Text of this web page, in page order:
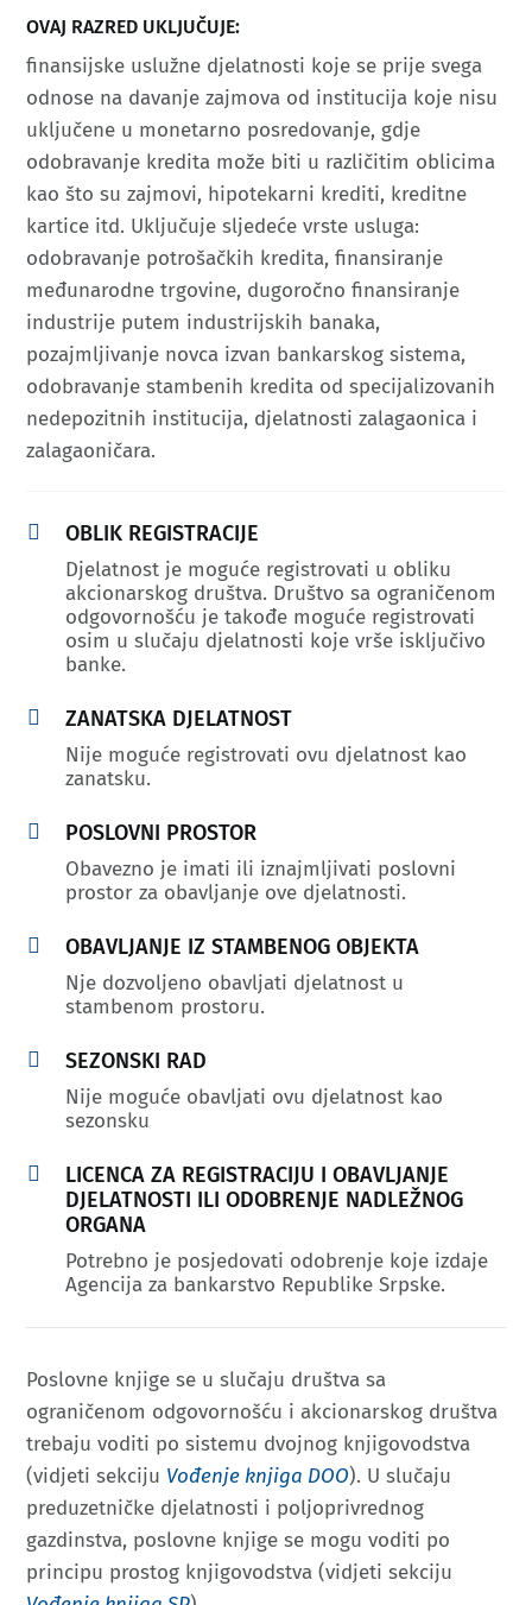
OVAJ RAZRED UKLJUČUJE:
finansijske uslužne djelatnosti koje se prije svega
odnose na davanje zajmova od institucija koje nisu
uključene u monetarno posredovanje, gdje
odobravanje kredita može biti u različitim oblicima
kao što su zajmovi, hipotekarni krediti, kreditne
kartice itd.​ Uključuje sljedeće vrste usluga:
odobravanje potrošačkih kredita, finansiranje
međunarodne trgovine, dugoročno finansiranje
industrije putem industrijskih banaka,
pozajmljivanje novca izvan bankarskog sistema,
odobravanje stambenih kredita od specijalizovanih
nedepozitnih institucija, djelatnosti zalagaonica i
zalagaoničara.​
 OBLIK REGISTRACIJE
Djelatnost je moguće registrovati u obliku
akcionarskog društva. Društvo sa ograničenom
odgovornošću je takođe moguće registrovati
osim u slučaju djelatnosti koje vrše isključivo
banke.
 ZANATSKA DJELATNOST
Nije moguće registrovati ovu djelatnost kao
zanatsku.
 POSLOVNI PROSTOR
Obavezno je imati ili iznajmljivati poslovni
prostor za obavljanje ove djelatnosti.
 OBAVLJANJE IZ STAMBENOG OBJEKTA
Nje dozvoljeno obavljati djelatnost u
stambenom prostoru.
 SEZONSKI RAD
Nije moguće obavljati ovu djelatnost kao
sezonsku

LICENCA ZA REGISTRACIJU I OBAVLJANJE
DJELATNOSTI ILI ODOBRENJE NADLEŽNOG
ORGANA
Potrebno je posjedovati odobrenje koje izdaje
Agencija za bankarstvo Republike Srpske.
Poslovne knjige se u slučaju društva sa
ograničenom odgovornošću i akcionarskog društva
trebaju voditi po sistemu dvojnog knjigovodstva
(vidjeti sekciju Vođenje knjiga DOO). U slučaju
preduzetničke djelatnosti i poljoprivrednog
gazdinstva, poslovne knjige se mogu voditi po
principu prostog knjigovodstva (vidjeti sekciju